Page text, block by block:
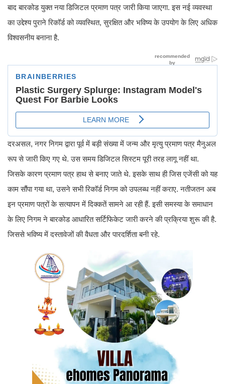
बाद बारकोड युक्त नया डिजिटल प्रमाण पत्र जारी किया जाएगा. इस नई व्यवस्था
का उद्देश्य पुराने रिकॉर्ड को व्यवस्थित, सुरक्षित और भविष्य के उपयोग के लिए अधिक
विश्वसनीय बनाना है.
दरअसल, नगर निगम द्वारा पूर्व में बड़ी संख्या में जन्म और मृत्यु प्रमाण पत्र मैनुअल
रूप से जारी किए गए थे. उस समय डिजिटल सिस्टम पूरी तरह लागू नहीं था.
जिसके कारण प्रमाण पत्र हाथ से बनाए जाते थे. इसके साथ ही जिस एजेंसी को यह
काम सौंपा गया था, उसने सभी रिकॉर्ड निगम को उपलब्ध नहीं कराए. नतीजतन अब
इन प्रमाण पत्रों के सत्यापन में दिक्कतें सामने आ रही हैं. इसी समस्या के समाधान
के लिए निगम ने बारकोड आधारित सर्टिफिकेट जारी करने की प्रक्रिया शुरू की है.
जिससे भविष्य में दस्तावेजों की वैधता और पारदर्शिता बनी रहे.